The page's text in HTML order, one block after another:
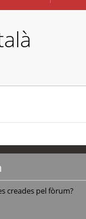
creades pel fòrum?